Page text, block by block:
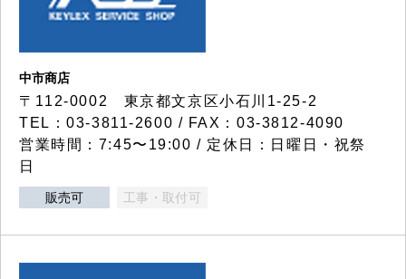
中市商店
〒112-0002 東京都文京区小石川1-25-2
TEL：03-3811-2600 / FAX：03-3812-4090
営業時間：7:45〜19:00 / 定休日：日曜日・祝祭
日
販売可 工事・取付可